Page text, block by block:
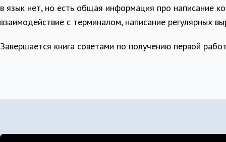
в язык нет, но есть общая информация про написание
взаимодействие с терминалом, написание регулярных
Завершается книга советами по получению первой